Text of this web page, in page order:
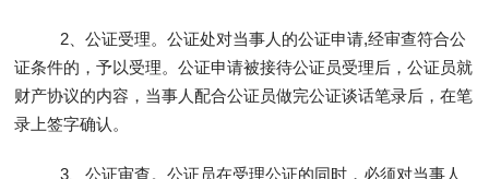
2、公证受理。公证处对当事人的公证申请,经审查符合公
证条件的，予以受理。公证申请被接待公证员受理后，公证员就
财产协议的内容，当事人配合公证员做完公证谈话笔录后，在笔
录上签字确认。
3、公证审查。公证员在受理公证的同时，必须对当事人